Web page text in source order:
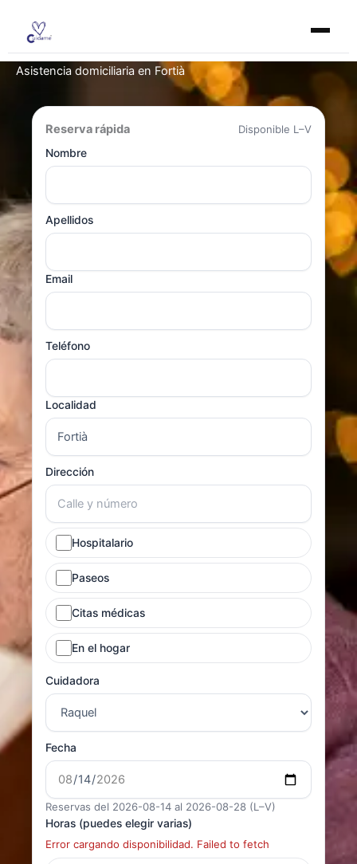
contenido
Asistencia domiciliaria en Fortià
Reserva rápida
Disponible L–V
Nombre
Apellidos
Email
Teléfono
Localidad
Dirección
Hospitalario
Paseos
Citas médicas
En el hogar
Cuidadora
Fecha
Reservas del 2026-08-14 al 2026-08-28 (L–V)
Horas (puedes elegir varias)
Error cargando disponibilidad. Failed to fetch